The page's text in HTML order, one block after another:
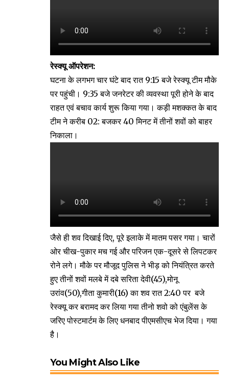
रेस्क्यू ऑपरेशन:
घटना के लगभग चार घंटे बाद रात 9:15 बजे रेस्क्यू टीम मौके
पर पहुंची। 9:35 बजे जनरेटर की व्यवस्था पूरी होने के बाद
राहत एवं बचाव कार्य शुरू किया गया। कड़ी मशक्कत के बाद
टीम ने करीब 02: बजकर 40 मिनट में तीनों शवों को बाहर
निकाला।
जैसे ही शव दिखाई दिए, पूरे इलाके में मातम पसर गया। चारों
ओर चीख-पुकार मच गई और परिजन एक-दूसरे से लिपटकर
रोने लगे। मौके पर मौजूद पुलिस ने भीड़ को नियंत्रित करते
हुए तीनों शवों मलबे में दबे सरिता देवी(45),मोनू
उरांव(50),गीता कुमारी(16) का शव रात 2:40 पर बजे
रेस्क्यू कर बरामद कर लिया गया तीनो शवो को एंबुलेंस के
जरिए पोस्टमार्टम के लिए धनबाद पीएमसीएच भेज दिया। गया
है।
You Might Also Like